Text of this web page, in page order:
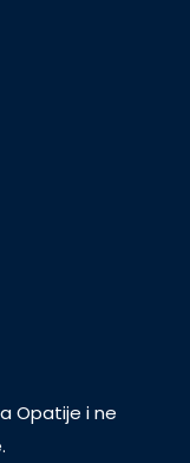
Opatije i ne